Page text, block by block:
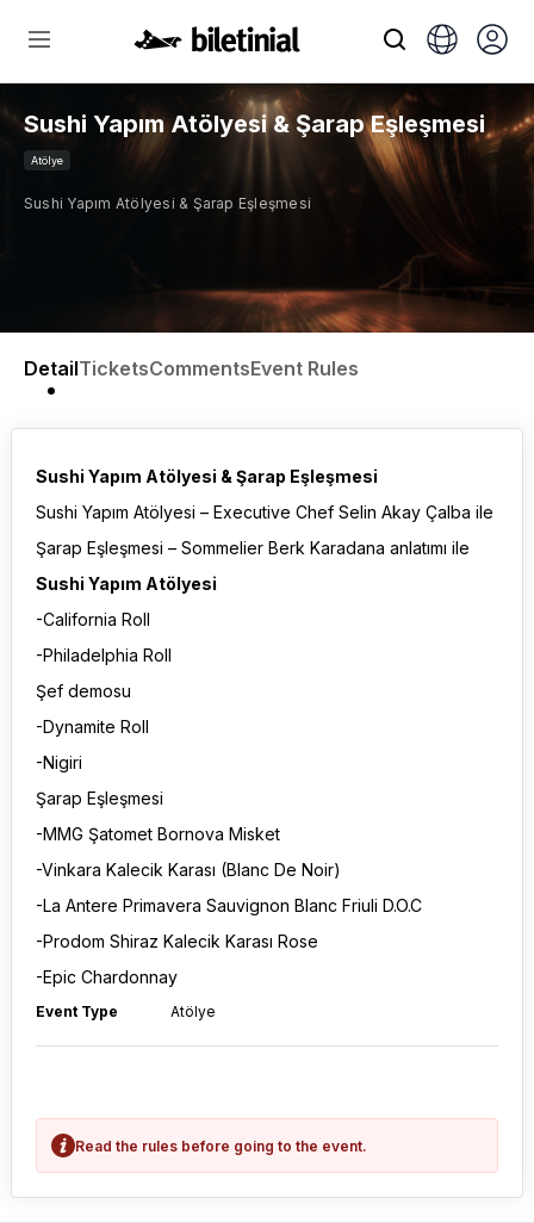
Sushi Yapım Atölyesi & Şarap Eşleşmesi
Atölye
Sushi Yapım Atölyesi & Şarap Eşleşmesi
DetailTicketsCommentsEvent Rules
Sushi Yapım Atölyesi & Şarap Eşleşmesi
Sushi Yapım Atölyesi – Executive Chef Selin Akay Çalba ile
Şarap Eşleşmesi – Sommelier Berk Karadana anlatımı ile
Sushi Yapım Atölyesi
-California Roll
-Philadelphia Roll
Şef demosu
-Dynamite Roll
-Nigiri
Şarap Eşleşmesi
-MMG Şatomet Bornova Misket
-Vinkara Kalecik Karası (Blanc De Noir)
-La Antere Primavera Sauvignon Blanc Friuli D.O.C
-Prodom Shiraz Kalecik Karası Rose
-Epic Chardonnay
Event Type Atölye
Read the rules before going to the event.